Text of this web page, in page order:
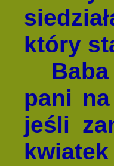
który
Baba
pani
jeśli